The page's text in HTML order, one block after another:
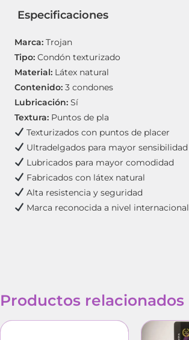
Especificaciones
Marca: Trojan
Tipo: Condón texturizado
Material: Látex natural
Contenido: 3 condones
Lubricación: Sí
Textura: Puntos de pla
Texturizados con puntos de placer
Ultradelgados para mayor sensibilidad
Lubricados para mayor comodidad
Fabricados con látex natural
Alta resistencia y seguridad
Marca reconocida a nivel internacional
Productos relacionados